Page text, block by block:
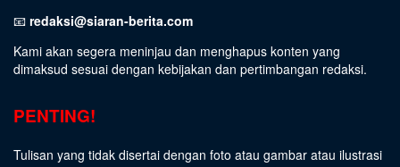
📧 redaksi@siaran-berita.com
Kami akan segera meninjau dan menghapus konten yang
dimaksud sesuai dengan kebijakan dan pertimbangan redaksi.
PENTING!
Tulisan yang tidak disertai dengan foto atau gambar atau ilustrasi